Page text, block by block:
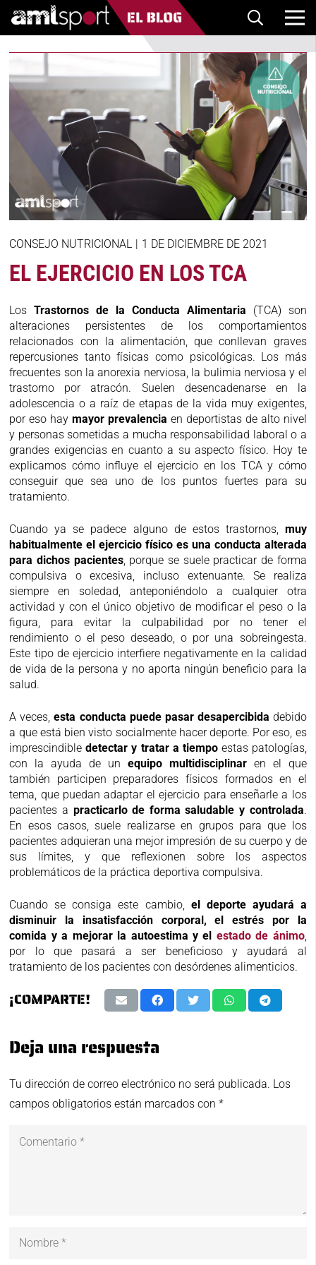
CONSEJO NUTRICIONAL | 1 DE DICIEMBRE DE 2021
EL EJERCICIO EN LOS TCA
LosTrastornos de la Conducta Alimentaria (TCA) son
alteraciones persistentes de los comportamientos
relacionados con la alimentación, que conllevan graves
repercusiones tanto físicas como psicológicas. Los más
frecuentes son la anorexia nerviosa, la bulimia nerviosa y el
trastorno por atracón. Suelen desencadenarse en la
adolescencia o a raíz de etapas de la vida muy exigentes,
por eso haymayor prevalencia en deportistas de alto nivel
y personas sometidas a mucha responsabilidad laboral o a
grandes exigencias en cuanto a su aspecto físico. Hoy te
explicamos cómo influye el ejercicio en los TCA y cómo
conseguir que sea uno de los puntos fuertes para su
tratamiento.
Cuando ya se padece alguno de estos trastornos, muy
habitualmente el ejercicio físico es una conducta alterada
para dichos pacientes, porque se suele practicar de forma
compulsiva o excesiva, incluso extenuante. Se realiza
siempre en soledad, anteponiéndolo a cualquier otra
actividad y con el único objetivo de modificar el peso o la
figura, para evitar la culpabilidad por no tener el
rendimiento o el peso deseado, o por una sobreingesta.
Este tipo de ejercicio interfiere negativamente en la calidad
de vida de la persona y no aporta ningún beneficio para la
salud.
A veces,esta conducta puede pasar desapercibida debido
a que está bien visto socialmente hacer deporte. Por eso, es
imprescindibledetectar y tratar a tiempoestas patologías,
con la ayuda de un equipo multidisciplinaren el que
también participen preparadores físicos formados en el
tema, que puedan adaptar el ejercicio para enseñarle a los
pacientes a practicarlo de forma saludable y controlada.
En esos casos, suele realizarse en grupos para que los
pacientes adquieran una mejor impresión de su cuerpo y de
sus límites, y que reflexionen sobre los aspectos
problemáticos de la práctica deportiva compulsiva.
Cuando se consiga este cambio, el deporte ayudará a
disminuir la insatisfacción corporal, el estrés por la
comida y a mejorar la autoestima y el estado de ánimo,
por lo que pasará a ser beneficioso y ayudará al
tratamiento de los pacientes con desórdenes alimenticios.
¡COMPARTE!
Deja una respuesta
Tu dirección de correo electrónico no será publicada. Los
campos obligatorios están marcados con*